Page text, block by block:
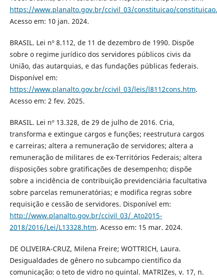
https://www.planalto.gov.br/ccivil_03/constituicao/
Acesso em: 10 jan. 2024.
BRASIL. Lei nº 8.112, de 11 de dezembro de 1990. Dispõe
sobre o regime jurídico dos servidores públicos civis da
União, das autarquias, e das fundações públicas federais.
Disponível em:
https://www.planalto.gov.br/ccivil_03/leis/l8112cons.htm.
Acesso em: 2 fev. 2025.
BRASIL. Lei nº 13.328, de 29 de julho de 2016. Cria,
transforma e extingue cargos e funções; reestrutura cargos
e carreiras; altera a remuneração de servidores; altera a
remuneração de militares de ex-Territórios Federais; altera
disposições sobre gratificações de desempenho; dispõe
sobre a incidência de contribuição previdenciária facultativa
sobre parcelas remuneratórias; e modifica regras sobre
requisição e cessão de servidores. Disponível em:
http://www.planalto.gov.br/ccivil_03/_Ato2015-
2018/2016/Lei/L13328.htm. Acesso em: 15 mar. 2024.
DE OLIVEIRA-CRUZ, Milena Freire; WOTTRICH, Laura.
Desigualdades de gênero no subcampo científico da
comunicação: o teto de vidro no quintal. MATRIZes, v. 17, n.